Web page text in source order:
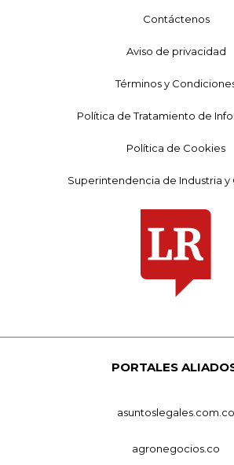
Contáctenos
Aviso de privacidad
Términos y
Política de Tratamiento de
Política de Cookies
Superintendencia de Industria y
PORTALES
asuntoslegales.com.co
agronegocios.co